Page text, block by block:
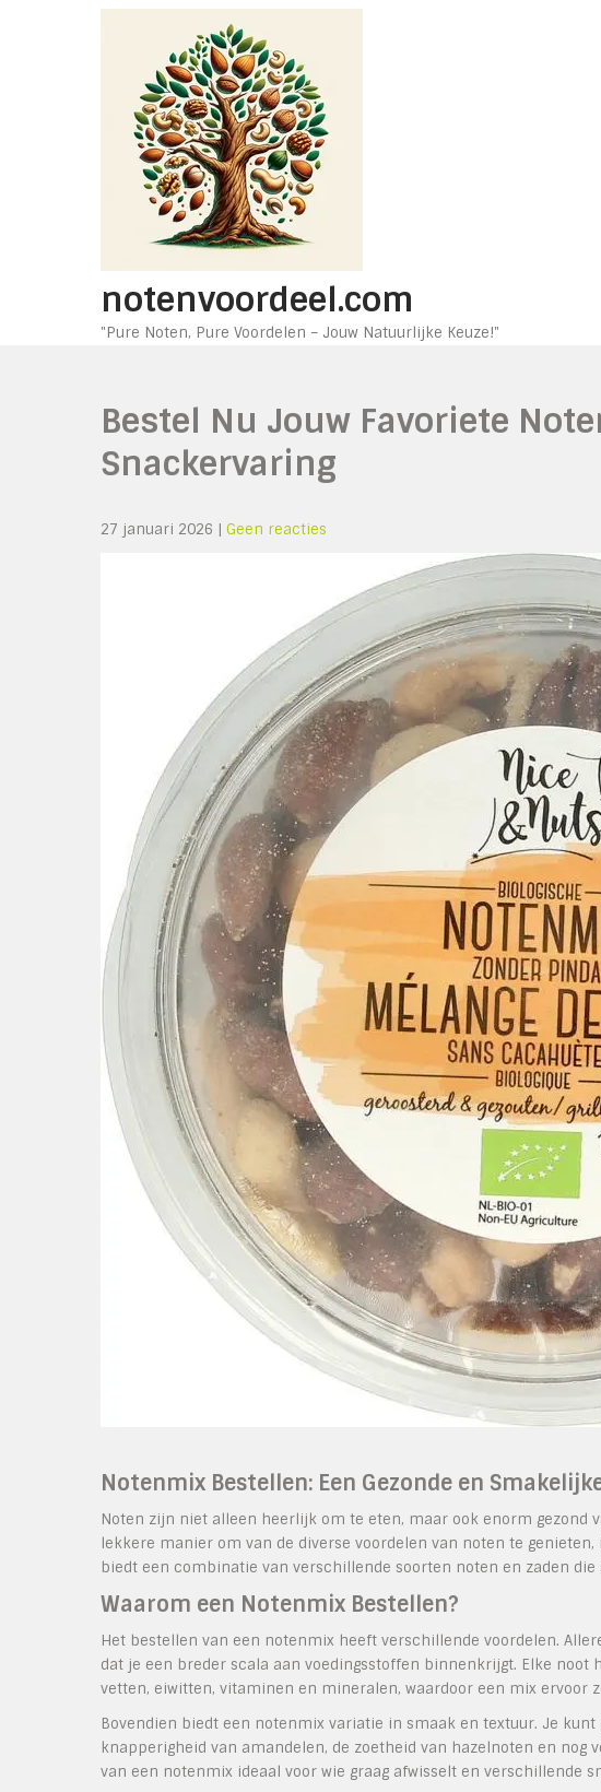
notenvoordeel.com
"Pure Noten, Pure Voordelen – Jouw Natuurlijke Keuze!"
Bestel Nu Jouw Favoriete
Snackervaring
27 januari 2026 | Geen reacties
Notenmix Bestellen: Een Gezonde en
Noten zijn niet alleen heerlijk om te eten, maar ook enorm gezond
lekkere manier om van de diverse voordelen van noten te
biedt een combinatie van verschillende soorten noten en zaden
Waarom een Notenmix Bestellen?
Het bestellen van een notenmix heeft verschillende voordelen.
dat je een breder scala aan voedingsstoffen binnenkrijgt. Elke noot
vetten, eiwitten, vitaminen en mineralen, waardoor een mix ervoor
Bovendien biedt een notenmix variatie in smaak en textuur. Je
knapperigheid van amandelen, de zoetheid van hazelnoten en
van een notenmix ideaal voor wie graag afwisselt en verschillende